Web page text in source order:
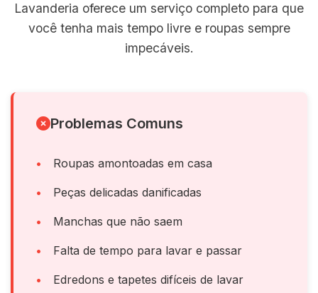
Lavanderia oferece um serviço completo para que
você tenha mais tempo livre e roupas sempre
impecáveis.
Problemas Comuns
Roupas amontoadas em casa
Peças delicadas danificadas
Manchas que não saem
Falta de tempo para lavar e passar
Edredons e tapetes difíceis de lavar